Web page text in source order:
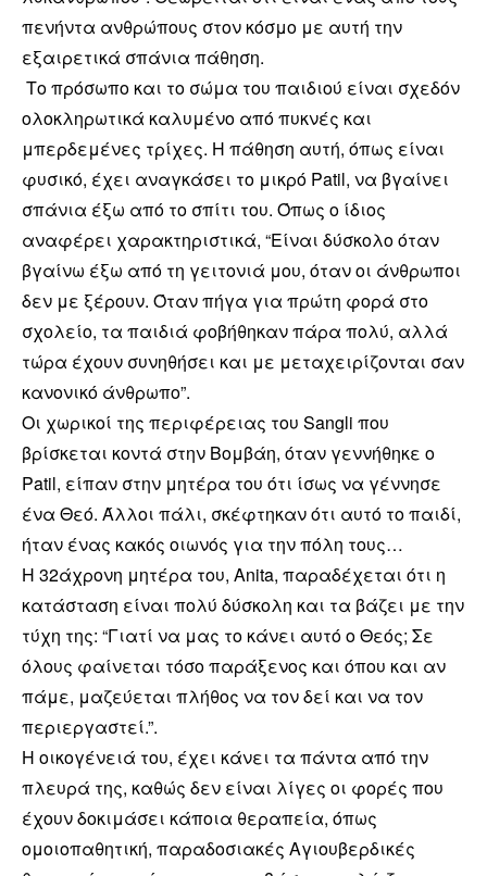
πενήντα ανθρώπους στον κόσμο με αυτή την
εξαιρετικά σπάνια πάθηση.
Το πρόσωπο και το σώμα του παιδιού είναι σχεδόν
ολοκληρωτικά καλυμένο από πυκνές και
μπερδεμένες τρίχες. Η πάθηση αυτή, όπως είναι
φυσικό, έχει αναγκάσει το μικρό Patil, να βγαίνει
σπάνια έξω από το σπίτι του. Όπως ο ίδιος
αναφέρει χαρακτηριστικά, “Είναι δύσκολο όταν
βγαίνω έξω από τη γειτονιά μου, όταν οι άνθρωποι
δεν με ξέρουν. Όταν πήγα για πρώτη φορά στο
σχολείο, τα παιδιά φοβήθηκαν πάρα πολύ, αλλά
τώρα έχουν συνηθήσει και με μεταχειρίζονται σαν
κανονικό άνθρωπο”.
Οι χωρικοί της περιφέρειας του Sangli που
βρίσκεται κοντά στην Βομβάη, όταν γεννήθηκε ο
Patil, είπαν στην μητέρα του ότι ίσως να γέννησε
ένα Θεό. Άλλοι πάλι, σκέφτηκαν ότι αυτό το παιδί,
ήταν ένας κακός οιωνός για την πόλη τους…
Η 32άχρονη μητέρα του, Anita, παραδέχεται ότι η
κατάσταση είναι πολύ δύσκολη και τα βάζει με την
τύχη της: “Γιατί να μας το κάνει αυτό ο Θεός; Σε
όλους φαίνεται τόσο παράξενος και όπου και αν
πάμε, μαζεύεται πλήθος να τον δεί και να τον
περιεργαστεί.”.
Η οικογένειά του, έχει κάνει τα πάντα από την
πλευρά της, καθώς δεν είναι λίγες οι φορές που
έχουν δοκιμάσει κάποια θεραπεία, όπως
ομοιοπαθητική, παραδοσιακές Αγιουβερδικές